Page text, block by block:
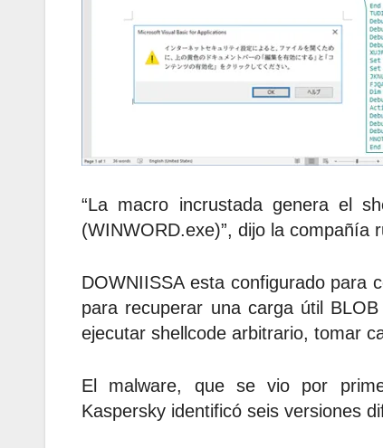
“La macro incrustada genera el
(WINWORD.exe)”, dijo la compañía
DOWNIISSA esta configurado para
para recuperar una carga útil
ejecutar shellcode arbitrario, tomar
El malware, que se vio por
Kaspersky identificó seis versiones